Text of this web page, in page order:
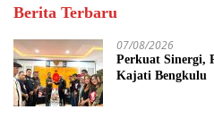
Berita Terbaru
07/08/2026
Perkuat Sinergi,
Kajati Bengkulu